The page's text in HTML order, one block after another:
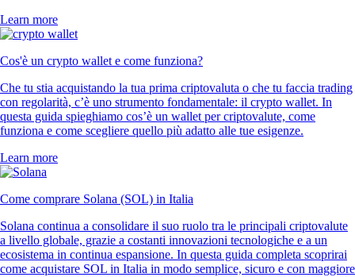
Learn more
Cos'è un crypto wallet e come funziona?
Che tu stia acquistando la tua prima criptovaluta o che tu faccia trading
con regolarità, c’è uno strumento fondamentale: il crypto wallet. In
questa guida spieghiamo cos’è un wallet per criptovalute, come
funziona e come scegliere quello più adatto alle tue esigenze.
Learn more
Come comprare Solana (SOL) in Italia
Solana continua a consolidare il suo ruolo tra le principali criptovalute
a livello globale, grazie a costanti innovazioni tecnologiche e a un
ecosistema in continua espansione. In questa guida completa scoprirai
come acquistare SOL in Italia in modo semplice, sicuro e con maggiore